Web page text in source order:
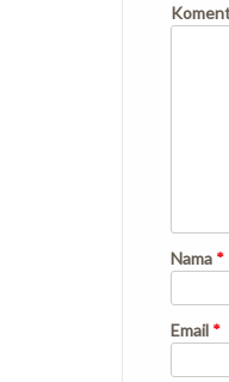
Nama *
Email *